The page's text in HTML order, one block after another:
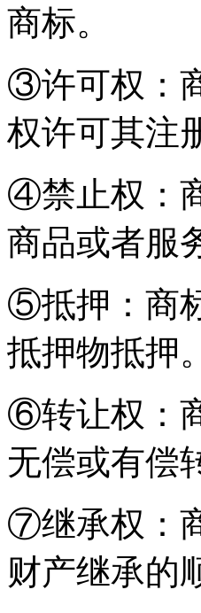
商标。
③许可权：
权许可其注
④禁止权：
商品或者服
⑤抵押：商
抵押物抵押。
⑥转让权：
无偿或有偿
⑦继承权：
财产继承的